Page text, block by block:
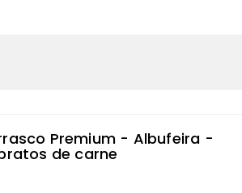
Premium - Albufeira -
de carne